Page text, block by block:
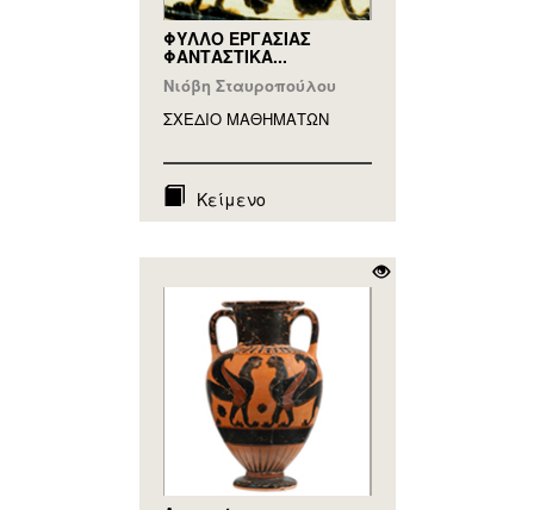
ΦΥΛΛΟ ΕΡΓΑΣΙΑΣ
ΦΑΝΤΑΣΤΙΚΑ...
Νιόβη Σταυροπούλου
ΣΧΕΔΙΟ ΜΑΘΗΜAΤΩΝ
Κείμενο